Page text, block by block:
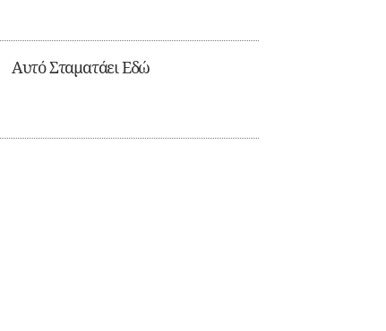
Αυτό Σταματάει Εδώ